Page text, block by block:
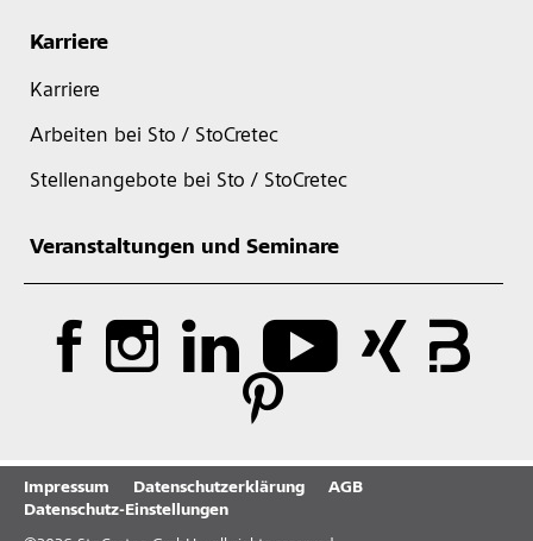
Karriere
Karriere
Arbeiten bei Sto / StoCretec
Stellenangebote bei Sto / StoCretec
Veranstaltungen und Seminare
Impressum Datenschutzerklärung
AGB
Datenschutz-Einstellungen